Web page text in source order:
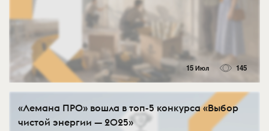
15 Июл 145
«Лемана ПРО» вошла в топ-5 конкурса «Выбор
чистой энергии — 2025»